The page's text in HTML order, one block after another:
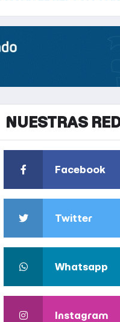
NUESTRAS
Facebook
Twitter
Whatsapp
Instagram